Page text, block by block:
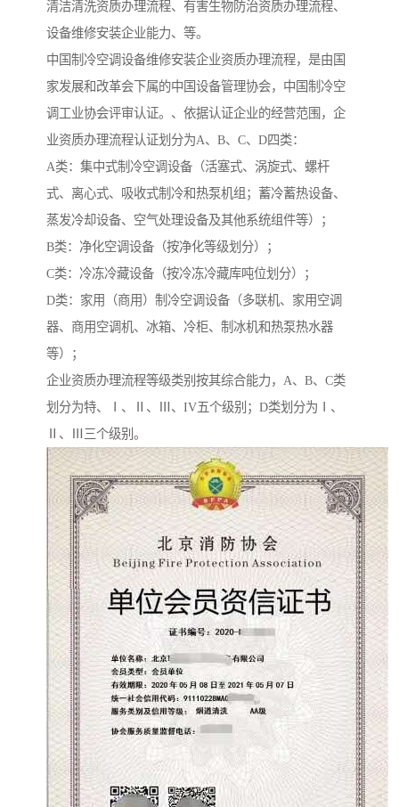
清洁清洗资质办理流程、有害生物防治资质办理流程、
设备维修安装企业能力、等。
中国制冷空调设备维修安装企业资质办理流程，是由国
家发展和改革会下属的中国设备管理协会，中国制冷空
调工业协会评审认证。、依据认证企业的经营范围，企
业资质办理流程认证划分为A、B、C、D四类：
A类：集中式制冷空调设备（活塞式、涡旋式、螺杆
式、离心式、吸收式制冷和热泵机组；蓄冷蓄热设备、
蒸发冷却设备、空气处理设备及其他系统组件等）；
B类：净化空调设备（按净化等级划分）；
C类：冷冻冷藏设备（按冷冻冷藏库吨位划分）；
D类：家用（商用）制冷空调设备（多联机、家用空调
器、商用空调机、冰箱、冷柜、制冰机和热泵热水器
等）；
企业资质办理流程等级类别按其综合能力，A、B、C类
划分为特、Ⅰ、Ⅱ、Ⅲ、IV五个级别；D类划分为Ⅰ、
Ⅱ、Ⅲ三个级别。